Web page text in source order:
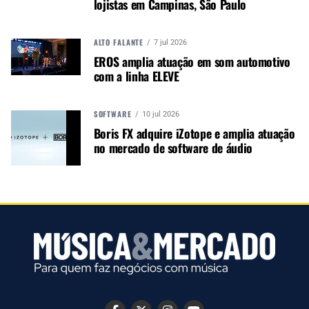
Dez barras de LED Elation foram colocadas em
favoritas. Adoro como as células parecem tão
circulares nas fotos”, disse Clarke, acrescentando
que as executou no modo de 33 canais para
lojistas em Campinas, São Paulo
ALTO FALANTE 7 jul 2026
EROS amplia atuação em som automotivo
com a linha ELEVE
SOFTWARE 10 jul 2026
Boris FX adquire iZotope e amplia atuação
no mercado de software de áudio